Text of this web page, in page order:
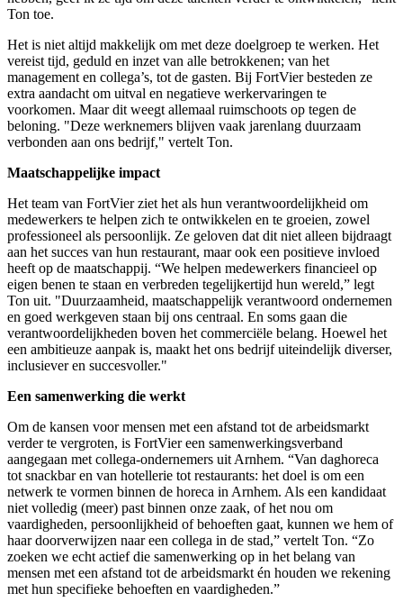
Ton toe.
Het is niet altijd makkelijk om met deze doelgroep te werken. Het
vereist tijd, geduld en inzet van alle betrokkenen; van het
management en collega’s, tot de gasten. Bij FortVier besteden ze
extra aandacht om uitval en negatieve werkervaringen te
voorkomen. Maar dit weegt allemaal ruimschoots op tegen de
beloning. "Deze werknemers blijven vaak jarenlang duurzaam
verbonden aan ons bedrijf," vertelt Ton.
Maatschappelijke impact
Het team van FortVier ziet het als hun verantwoordelijkheid om
medewerkers te helpen zich te ontwikkelen en te groeien, zowel
professioneel als persoonlijk. Ze geloven dat dit niet alleen bijdraagt
aan het succes van hun restaurant, maar ook een positieve invloed
heeft op de maatschappij. “We helpen medewerkers financieel op
eigen benen te staan en verbreden tegelijkertijd hun wereld,” legt
Ton uit. "Duurzaamheid, maatschappelijk verantwoord ondernemen
en goed werkgeven staan bij ons centraal. En soms gaan die
verantwoordelijkheden boven het commerciële belang. Hoewel het
een ambitieuze aanpak is, maakt het ons bedrijf uiteindelijk diverser,
inclusiever en succesvoller."
Een samenwerking die werkt
Om de kansen voor mensen met een afstand tot de arbeidsmarkt
verder te vergroten, is FortVier een samenwerkingsverband
aangegaan met collega-ondernemers uit Arnhem. “Van daghoreca
tot snackbar en van hotellerie tot restaurants: het doel is om een
netwerk te vormen binnen de horeca in Arnhem. Als een kandidaat
niet volledig (meer) past binnen onze zaak, of het nou om
vaardigheden, persoonlijkheid of behoeften gaat, kunnen we hem of
haar doorverwijzen naar een collega in de stad,” vertelt Ton. “Zo
zoeken we echt actief die samenwerking op in het belang van
mensen met een afstand tot de arbeidsmarkt én houden we rekening
met hun specifieke behoeften en vaardigheden.”